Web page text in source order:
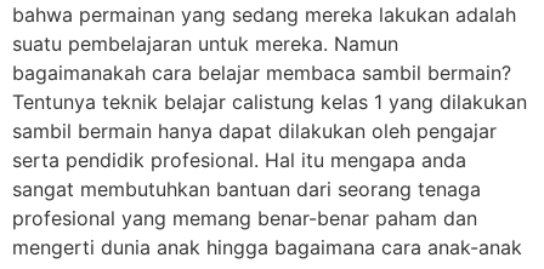
bahwa permainan yang sedang mereka lakukan adalah
suatu pembelajaran untuk mereka. Namun
bagaimanakah cara belajar membaca sambil bermain?
Tentunya teknik belajar calistung kelas 1 yang dilakukan
sambil bermain hanya dapat dilakukan oleh pengajar
serta pendidik profesional. Hal itu mengapa anda
sangat membutuhkan bantuan dari seorang tenaga
profesional yang memang benar-benar paham dan
mengerti dunia anak hingga bagaimana cara anak-anak